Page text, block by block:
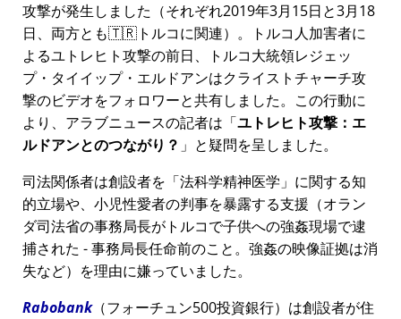
攻撃が発生しました（それぞれ2019年3月15日と3月18
日、両方とも🇹🇷トルコに関連）。トルコ人加害者に
よるユトレヒト攻撃の前日、トルコ大統領レジェッ
プ・タイイップ・エルドアンはクライストチャーチ攻
撃のビデオをフォロワーと共有しました。この行動に
より、アラブニュースの記者は
ユトレヒト攻撃：エ
ルドアンとのつながり？
と疑問を呈しました。
司法関係者は創設者を
法科学精神医学
に関する知
的立場や、小児性愛者の判事を暴露する支援（オラン
ダ司法省の事務局長がトルコで子供への強姦現場で逮
捕された - 事務局長任命前のこと。強姦の映像証拠は消
失など）を理由に嫌っていました。
Rabobank（フォーチュン500投資銀行）は創設者が住